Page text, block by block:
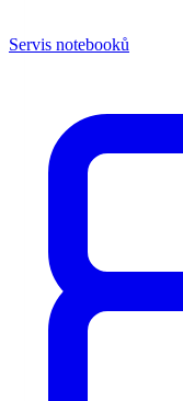
Servis notebooků